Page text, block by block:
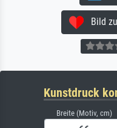
Bild zu
Kunstdruck
Breite (Motiv, cm)